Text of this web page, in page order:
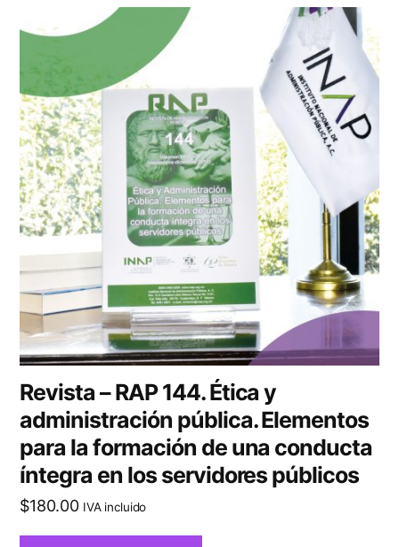
Revista – RAP 144. Ética y
administración pública. Elementos
para la formación de una conducta
íntegra en los servidores públicos
$180.00 IVA incluido